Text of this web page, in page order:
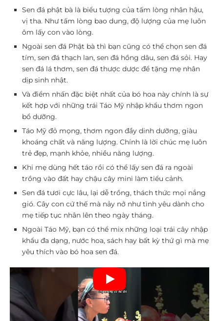
Sen đá phật bà là biểu tượng của tấm lòng nhân hậu,
vị tha. Như tấm lòng bao dung, độ lượng của mẹ luôn
ôm lấy con vào lòng.
Ngoài sen đá Phật bà thì bạn cũng có thể chọn sen đá
tím, sen đá thạch lan, sen đá hồng dâu, sen đá sỏi. Hay
sen đá lá thơm, sen đá thược dược để tặng mẹ nhân
dịp sinh nhật.
Và điểm nhấn đặc biệt nhất của bó hoa này chính là sự
kết hợp với những trái Táo Mỹ nhập khẩu thơm ngon
bổ dưỡng.
Táo Mỹ đỏ mọng, thơm ngon đầy dinh dưỡng, giàu
khoáng chất và năng lượng. Chính là lời chúc mẹ luôn
trẻ đẹp, mạnh khỏe, nhiều năng lượng.
Khi mẹ dùng hết táo rồi có thể lấy sen đá ra ngoài
trồng vào đất hay chậu cây mini làm tiểu cảnh.
Sen đá tươi cực lâu, lại dễ trồng, thách thức mọi nắng
gió. Cây con cứ thế mà nảy nở như tình yêu dành cho
mẹ tiếp tục nhân lên theo ngày tháng.
Ngoài Táo Mỹ, bạn có thể mix những loại trái cây nhập
khẩu đa dạng, nước hoa, sách hay bất kỳ thứ gì mà mẹ
yêu thích vào bó hoa sen đá.